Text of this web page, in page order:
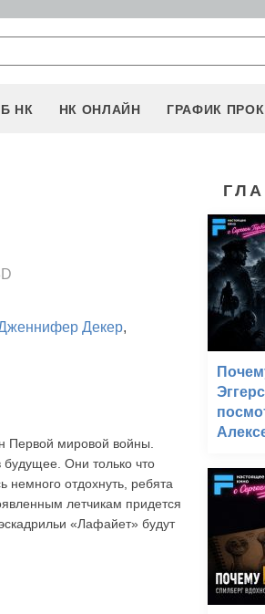
НК НК ОНЛАЙН ГРАФИК
Декер,
Первой мировой войны.
Они только что
отдохнуть, ребята
летчикам придется
«Лафайет» будут